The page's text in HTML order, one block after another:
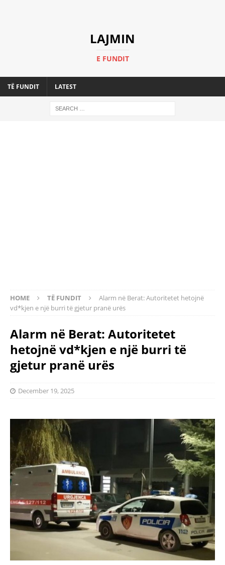
LAJMIN
E FUNDIT
TË FUNDIT LATEST
HOME TË FUNDIT
Alarm në Berat: Autoritetet hetojnë
vd*kjen e një burri të gjetur pranë urës
Alarm në Berat: Autoritetet
hetojnë vd*kjen e një burri të
gjetur pranë urës
December 19, 2025